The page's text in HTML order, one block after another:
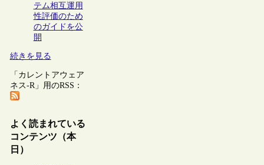
テム相互運用
性評価のため
のガイドを公
開
続きを見る
「カレントアウェア
ネス-R」用のRSS：
よく読まれている
コンテンツ（本
日）